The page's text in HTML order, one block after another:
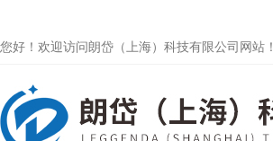
您好！欢迎访问朗岱（上海）科技有限公司网站！